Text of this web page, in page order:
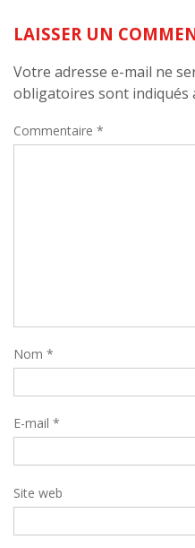
LAISSER UN
Votre adresse e-mail ne
obligatoires sont indiqués
Commentaire *
Nom *
E-mail *
Site web